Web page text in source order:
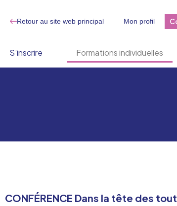
Retour au site web principal Mon profil
S’inscrire Formations individuelles
CONFÉRENCE Dans la tête des